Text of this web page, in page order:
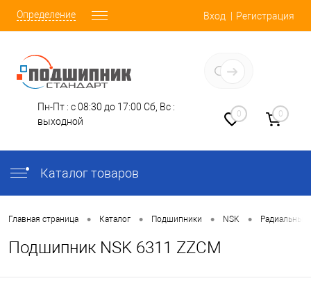
Определение Вход Регистрация
Пн-Пт : с 08:30 до 17:00 Сб, Вс :
выходной
0 0
Каталог товаров
Главная страница • Каталог • Подшипники • NSK •
Подшипник NSK 6311 ZZCM